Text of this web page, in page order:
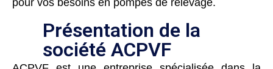
Présentation de la
société ACPVF